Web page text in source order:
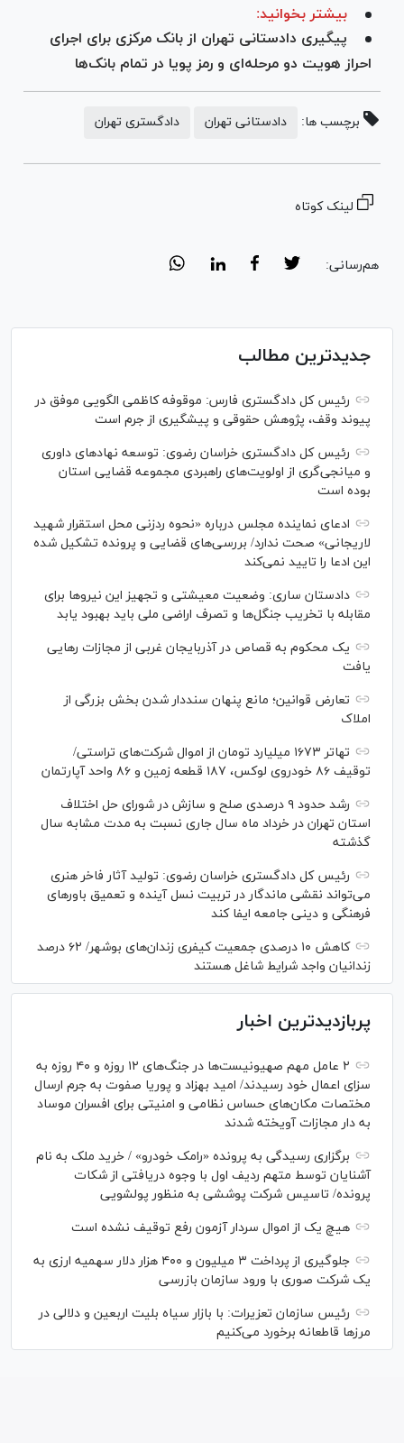
بیشتر بخوانید:
پیگیری دادستانی تهران از بانک مرکزی برای اجرای
احراز هویت دو مرحله‌ای و رمز پویا در تمام بانک‌ها
برچسب ها: دادستانی تهران دادگستری تهران
لینک کوتاه
هم‌رسانی:
جدیدترین مطالب
رئیس کل دادگستری فارس: موقوفه کاظمی الگویی موفق در
پیوند وقف، پژوهش حقوقی و پیشگیری از جرم است
رئیس کل دادگستری خراسان رضوی: توسعه نهاد‌های داوری
و میانجی‌گری از اولویت‌های راهبردی مجموعه قضایی استان
بوده است
ادعای نماینده مجلس درباره «نحوه ردزنی محل استقرار شهید
لاریجانی» صحت ندارد/ بررسی‌های قضایی و پرونده تشکیل شده
این ادعا را تایید نمی‌کند
دادستان ساری: وضعیت معیشتی و تجهیز این نیرو‌ها برای
مقابله با تخریب جنگل‌ها و تصرف اراضی ملی باید بهبود یابد
یک محکوم به قصاص در آذربایجان‌ غربی از مجازات رهایی
یافت
تعارض قوانین؛ مانع پنهان سنددار شدن بخش بزرگی از
املاک
تهاتر ۱۶۷۳ میلیارد تومان از اموال شرکت‌های تراستی/
توقیف ۸۶ خودروی لوکس، ۱۸۷ قطعه زمین و ۸۶ واحد آپارتمان
رشد حدود ۹ درصدی صلح و سازش در شورای حل اختلاف
استان تهران در خرداد ماه سال جاری نسبت به مدت مشابه سال
گذشته
رئیس کل دادگستری خراسان رضوی: تولید آثار فاخر هنری
می‌تواند نقشی ماندگار در تربیت نسل آینده و تعمیق باور‌های
فرهنگی و دینی جامعه ایفا کند
کاهش ۱۰ درصدی جمعیت کیفری زندان‌های بوشهر/ ۶۲ درصد
زندانیان واجد شرایط شاغل هستند
پربازدیدترین اخبار
۲ عامل مهم صهیونیست‌ها در جنگ‌های ۱۲ روزه و ۴۰ روزه به
سزای اعمال خود رسیدند/ امید بهزاد و پوریا صفوت به جرم ارسال
مختصات مکان‌های حساس نظامی و امنیتی برای افسران موساد
به دار مجازات آویخته شدند
برگزاری رسیدگی به پرونده «رامک خودرو» / خرید ملک به نام
آشنایان توسط متهم ردیف اول با وجوه دریافتی از شکات
پرونده/ تاسیس شرکت پوششی به منظور پولشویی
هیچ یک از اموال سردار آزمون رفع توقیف نشده است
جلوگیری از پرداخت ۳ میلیون و ۴۰۰ هزار دلار سهمیه ارزی به
یک شرکت صوری با ورود سازمان بازرسی
رئیس سازمان تعزیرات: با بازار سیاه بلیت اربعین و دلالی در
مرز‌ها قاطعانه برخورد می‌کنیم